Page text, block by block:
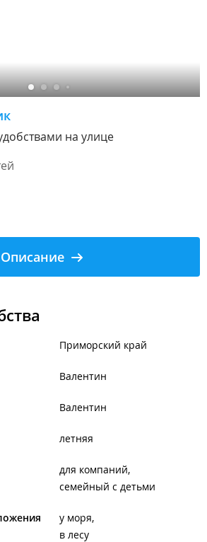
на улице
Описание
Приморский край
Валентин
Валентин
летняя
для компаний
семейный с детьми
у моря
в лесу